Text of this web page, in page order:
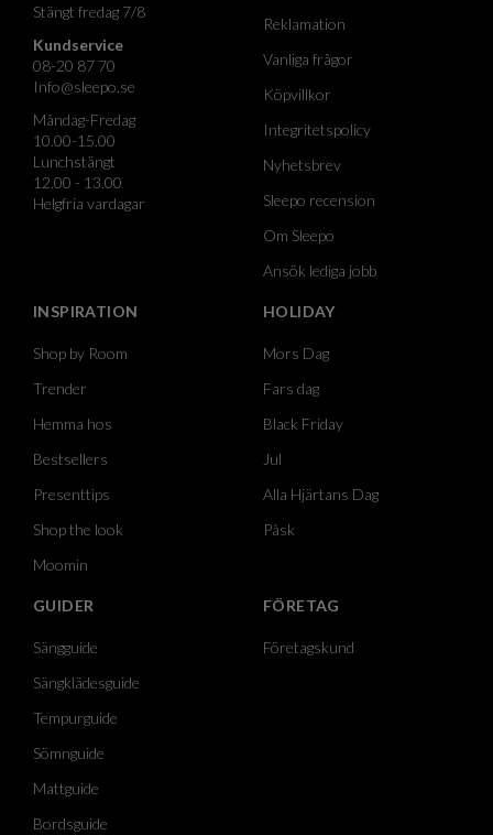
Stängt fredag 7/8
Kundservice
08-20 87 70
Info@sleepo.se
Måndag-Fredag
10.00-15.00
Lunchstängt
12.00 - 13.00
Helgfria vardagar
Reklamation
Vanliga frågor
Köpvillkor
Integritetspolicy
Nyhetsbrev
Sleepo recension
Om Sleepo
Ansök lediga jobb
INSPIRATION
Shop by Room
Trender
Hemma hos
Bestsellers
Presenttips
Shop the look
Moomin
HOLIDAY
Mors Dag
Fars dag
Black Friday
Jul
Alla Hjärtans Dag
Påsk
GUIDER
Sängguide
Sängklädesguide
Tempurguide
Sömnguide
Mattguide
Bordsguide
FÖRETAG
Företagskund